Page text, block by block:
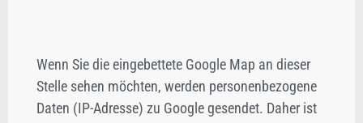
Wenn Sie die eingebettete Google Map an dieser
Stelle sehen möchten, werden personenbezogene
Daten (IP-Adresse) zu Google gesendet. Daher ist